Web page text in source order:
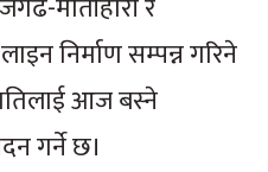
मोतीहारी र
निर्माण सम्पन्न गरिने
आज बस्ने
गर्ने छ।